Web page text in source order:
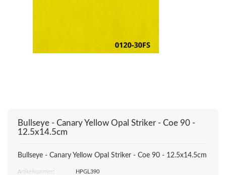
Bullseye - Canary Yellow Opal Striker - Coe 90 -
12.5x14.5cm
Bullseye - Canary Yellow Opal Striker - Coe 90 - 12.5x14.5cm
Artikelnummer:
HPGL390